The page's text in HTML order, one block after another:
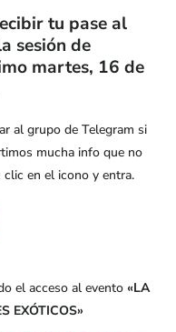
tu pase al
sesión de
martes, 16 de
al grupo de Telegram si
mucha info que no
en el icono y entra.
el acceso al evento «LA
EXÓTICOS»